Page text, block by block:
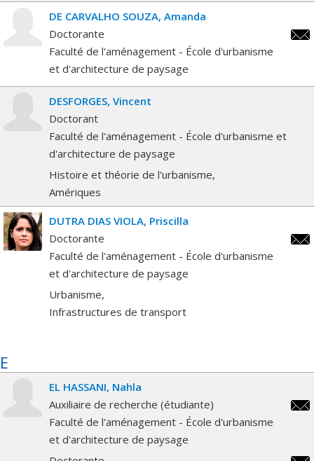
DE CARVALHO SOUZA Amanda
Doctorante
Faculté de l'aménagement - École d'urbanisme
et d'architecture de paysage
DESFORGES Vincent
Doctorant
Faculté de l'aménagement - École d'urbanisme et
d'architecture de paysage
Histoire et théorie de l'urbanisme
Amériques
DUTRA DIAS VIOLA Priscilla
Doctorante
Faculté de l'aménagement - École d'urbanisme
et d'architecture de paysage
Urbanisme
Infrastructures de transport
E
EL HASSANI Nahla
Auxiliaire de recherche (étudiante)
Faculté de l'aménagement - École d'urbanisme
et d'architecture de paysage